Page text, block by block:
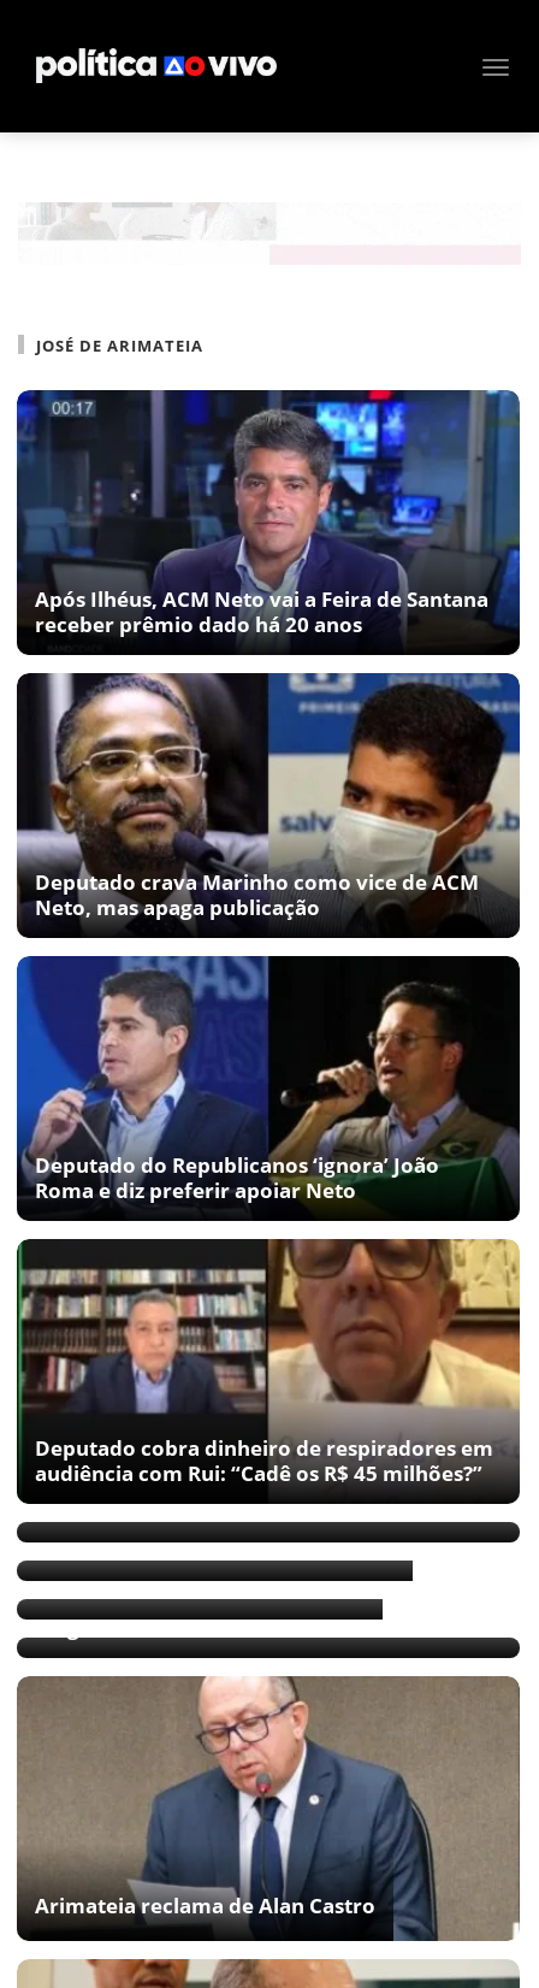
JOSÉ DE ARIMATEIA
Após Ilhéus, ACM Neto vai a Feira de Santana
receber prêmio dado há 20 anos
Deputado crava Marinho como vice de ACM
Neto, mas apaga publicação
Deputado do Republicanos ‘ignora’ João
Roma e diz preferir apoiar Neto
Deputado cobra dinheiro de respiradores em
audiência com Rui: “Cadê os R$ 45 milhões?”
Arimatéia: PRB quer vice de Bruno Reis e
Colbert Martins
Marcelo Veiga do lado de Arimateia
PRB quer espaço e voz com Neto
Deputado aconselha secretário a deixar o
cargo
Arimateia reclama de Alan Castro